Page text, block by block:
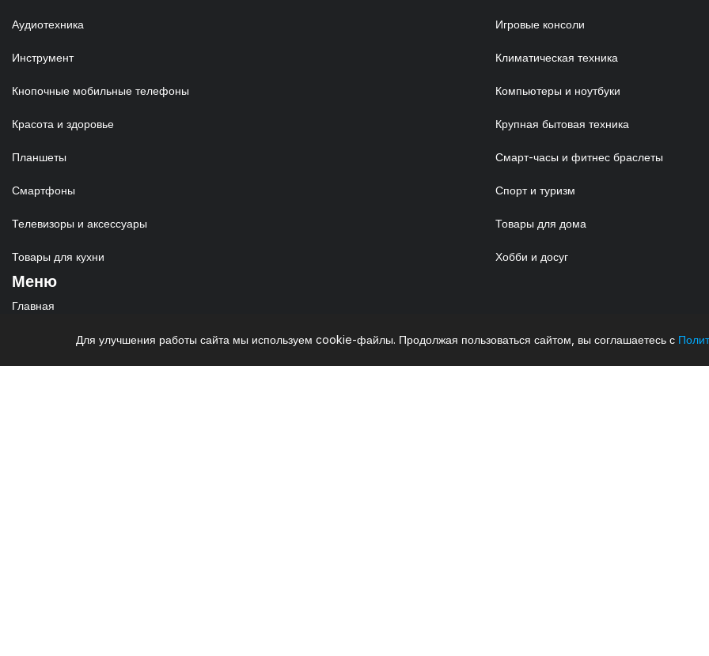
Аудиотехника Игровые консоли
Инструмент Климатическая техника
Кнопочные мобильные телефоны Компьютеры и ноутбуки
Красота и здоровье Крупная бытовая техника
Планшеты Смарт-часы и фитнес браслеты
Смартфоны Спорт и туризм
Телевизоры и аксессуары Товары для дома
Товары для кухни Хобби и досуг
Меню
Главная
Для улучшения работы сайта мы используем cookie-файлы. Продолжая пользоваться сайтом, вы соглашаетесь с